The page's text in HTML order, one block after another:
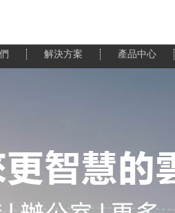
解決方案 產品中心